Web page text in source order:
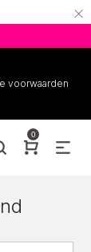
×
voorwaarden
0